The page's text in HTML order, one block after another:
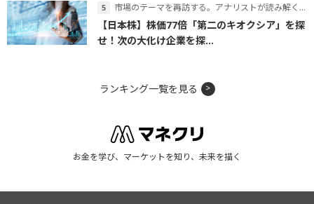
市場のテーマを再訪する。アナリストが読み解くテーマの本質
【日本株】株価77倍「第二のキオクシア」を探
せ！次の大化け企業を探...
ランキング一覧を見る
お金を学び、マーケットを知り、未来を描く